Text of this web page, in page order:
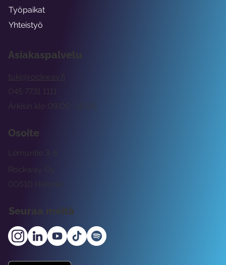
Asiakaspalvelu
tuki@rockway.fi
Arkisin klo 09:00 -15:00
045 7731 1111
Osoite
Rockway Oy
Lemuntie 3-5
00510 Helsinki
Seuraa meitä
Työpaikat
Yhteistyö